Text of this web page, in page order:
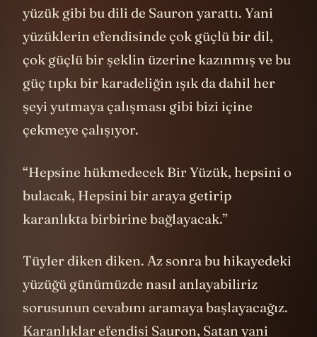
yüzük gibi bu dili de Sauron yarattı. Yani
yüzüklerin efendisinde çok güçlü bir dil,
çok güçlü bir şeklin üzerine kazınmış ve bu
güç tıpkı bir karadeliğin ışık da dahil her
şeyi yutmaya çalışması gibi bizi içine
çekmeye çalışıyor.
“Hepsine hükmedecek Bir Yüzük, hepsini o
bulacak, Hepsini bir araya getirip
karanlıkta birbirine bağlayacak.”
Tüyler diken diken. Az sonra bu hikayedeki
yüzüğü günümüzde nasıl anlayabiliriz
sorusunun cevabını aramaya başlayacağız.